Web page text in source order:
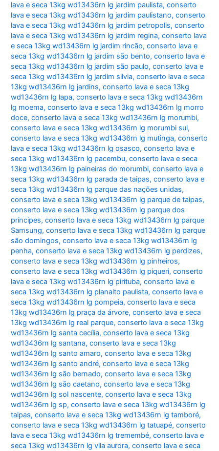
lava e seca 13kg wd13436rn lg jardim paulista,conserto
lava e seca 13kg wd13436rn lg jardim paulistano,conserto
lava e seca 13kg wd13436rn lg jardim petropolis,conserto
lava e seca 13kg wd13436rn lg jardim regina,conserto lava
e seca 13kg wd13436rn lg jardim rincão,conserto lava e
seca 13kg wd13436rn lg jardim são bento,conserto lava e
seca 13kg wd13436rn lg jardim são paulo,conserto lava e
seca 13kg wd13436rn lg jardim silvia,conserto lava e seca
13kg wd13436rn lg jardins,conserto lava e seca 13kg
wd13436rn lg lapa,conserto lava e seca 13kg wd13436rn
lg moema,conserto lava e seca 13kg wd13436rn lg morro
doce,conserto lava e seca 13kg wd13436rn lg morumbi,
conserto lava e seca 13kg wd13436rn lg morumbi sul,
conserto lava e seca 13kg wd13436rn lg mutinga,conserto
lava e seca 13kg wd13436rn lg osasco,conserto lava e
seca 13kg wd13436rn lg pacembu,conserto lava e seca
13kg wd13436rn lg paineiras do morumbi,conserto lava e
seca 13kg wd13436rn lg parada de taipas,conserto lava e
seca 13kg wd13436rn lg parque das nações unidas,
conserto lava e seca 13kg wd13436rn lg parque de taipas,
conserto lava e seca 13kg wd13436rn lg parque dos
príncipes,conserto lava e seca 13kg wd13436rn lg parque
Samsung,conserto lava e seca 13kg wd13436rn lg parque
são domingos,conserto lava e seca 13kg wd13436rn lg
penha,conserto lava e seca 13kg wd13436rn lg perdizes,
conserto lava e seca 13kg wd13436rn lg pinheiros,
conserto lava e seca 13kg wd13436rn lg piqueri,conserto
lava e seca 13kg wd13436rn lg pirituba,conserto lava e
seca 13kg wd13436rn lg planalto paulista,conserto lava e
seca 13kg wd13436rn lg pompeia,conserto lava e seca
13kg wd13436rn lg praça da árvore,conserto lava e seca
13kg wd13436rn lg real parque,conserto lava e seca 13kg
wd13436rn lg santa cecília,conserto lava e seca 13kg
wd13436rn lg santana,conserto lava e seca 13kg
wd13436rn lg santo amaro,conserto lava e seca 13kg
wd13436rn lg santo andré,conserto lava e seca 13kg
wd13436rn lg são bernado,conserto lava e seca 13kg
wd13436rn lg são caetano,conserto lava e seca 13kg
wd13436rn lg sol nascente,conserto lava e seca 13kg
wd13436rn lg sp,conserto lava e seca 13kg wd13436rn lg
taipas,conserto lava e seca 13kg wd13436rn lg tamboré,
conserto lava e seca 13kg wd13436rn lg tatuapé,conserto
lava e seca 13kg wd13436rn lg tremembé,conserto lava e
seca 13kg wd13436rn lg vila aurora,conserto lava e seca